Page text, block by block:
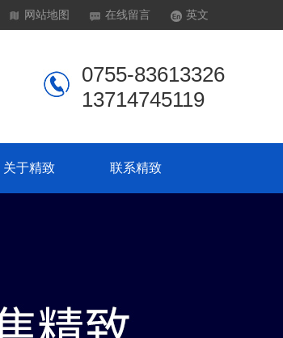
网站地图 在线留言 英文
0755-83613326
13714745119
关于精致 联系精致